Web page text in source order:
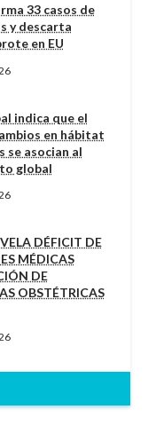
33 casos de
y descarta
en EU
indica que el
en hábitat
se asocian al
global
DÉFICIT DE
MÉDICAS
DE
OBSTÉTRICAS